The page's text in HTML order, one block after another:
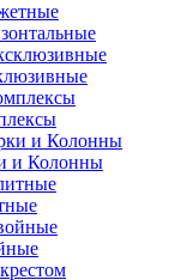
и Колонны